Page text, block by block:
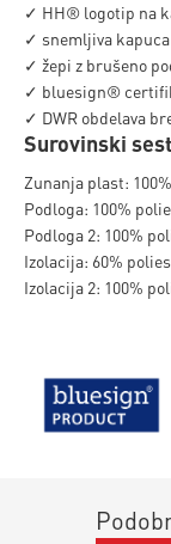
✓ HH® logotip na
✓ snemljiva kapuca
✓ žepi z brušeno
✓ bluesign®
✓ DWR obdelava
Surovinski
Zunanja plast:
Podloga: 100%
Podloga 2: 100%
Izolacija: 60%
Izolacija 2: 100%